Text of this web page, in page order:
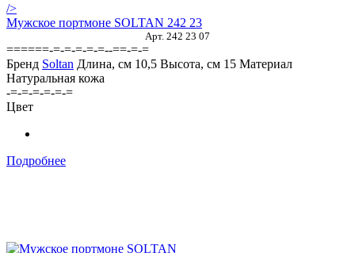
/>
Мужское портмоне SOLTAN 242 23
Арт. 242 23 07
======-=-=-=-=-=--==-=-=
Бренд Soltan Длина, см 10,5 Высота, см 15 Материал
Натуральная кожа
-=-=-=-=-=-=
Цвет
Подробнее